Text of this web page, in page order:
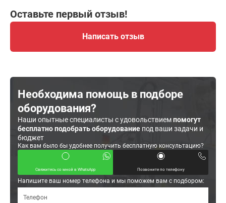
Оставьте первый отзыв!
Написать отзыв
Необходима помощь в подборе
оборудования?
Наши опытные специалисты с удовольствиемпомогут
бесплатно подобрать оборудование под ваши задачи и
бюджет
Как вам было бы удобнее получить бесплатную консультацию?
Свяжитесь со мной в WhatsApp Позвоните по телефону
Напишите ваш номер телефона и мы поможем вам с подбором: